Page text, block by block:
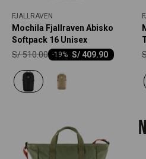
FJALLRAVEN
Mochila Fjallraven Abisko
Softpack 16 Unisex
S/ 409.90
-19
S/510.00